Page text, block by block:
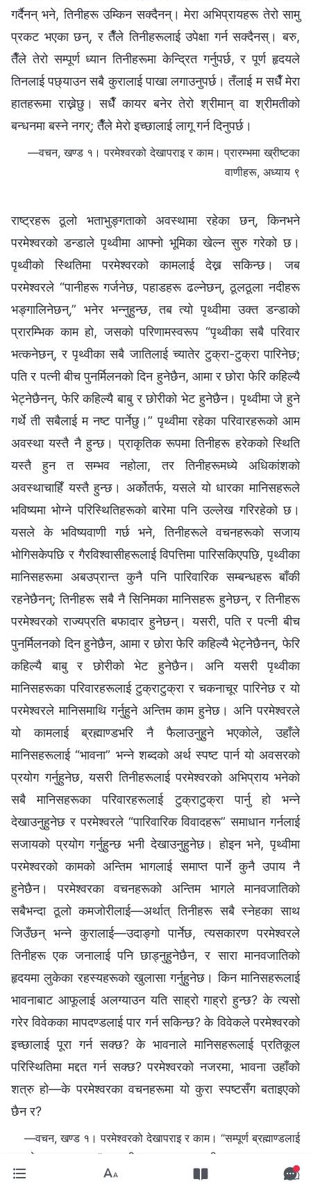
गर्दैनन् भने, तिनीहरू उम्किन सक्दैनन्। मेरा अभिप्रायहरू तेरो सामु
प्रकट भएका छन्, र तैँले तिनीहरूलाई उपेक्षा गर्न सक्दैनस्। बरु,
तैँले तेरो सम्पूर्ण ध्यान तिनीहरूमा केन्द्रित गर्नुपर्छ, र पूर्ण हृदयले
तिनलाई पछ्याउन सबै कुरालाई पाखा लगाउनुपर्छ। तँलाई म सधैँ मेरा
हातहरूमा राख्नेछु। सधैँ कायर बनेर तेरो श्रीमान् वा श्रीमतीको
बन्धनमा बस्‍ने नगर्; तैँले मेरो इच्छालाई लागू गर्न दिनुपर्छ।
—वचन, खण्ड १। परमेश्‍वरको देखापराइ र काम। प्रारम्‍भमा ख्रीष्‍टका
वाणीहरू, अध्याय ९
राष्ट्रहरू ठूलो भताभुङ्गताको अवस्थामा रहेका छन्, किनभने
परमेश्‍वरको डन्डाले पृथ्वीमा आफ्नो भूमिका खेल्न सुरु गरेको छ।
पृथ्वीको स्थितिमा परमेश्‍वरको कामलाई देख्न सकिन्छ। जब
परमेश्‍वरले “पानीहरू गर्जनेछ, पहाडहरू ढल्नेछन्, ठूलठूला नदीहरू
भङ्गालिनेछन्,” भनेर भन्नुहुन्छ, तब त्यो पृथ्वीमा उक्त डन्डाको
प्रारम्भिक काम हो, जसको परिणामस्वरूप “पृथ्वीका सबै परिवार
भत्कनेछन्, र पृथ्वीका सबै जातिलाई च्यातेर टुक्रा-टुक्रा पारिनेछ;
पति र पत्नी बीच पुनर्मिलनको दिन हुनेछैन, आमा र छोरा फेरि कहिल्यै
भेट्नेछैनन्, फेरि कहिल्यै बाबु र छोरीको भेट हुनेछैन। पृथ्वीमा जे हुने
गर्थे ती सबैलाई म नष्ट पार्नेछु।” पृथ्वीमा रहेका परिवारहरूको आम
अवस्था यस्तै नै हुन्छ। प्राकृतिक रूपमा तिनीहरू हरेकको स्थिति
यस्तै हुन त सम्भव नहोला, तर तिनीहरूमध्ये अधिकांशको
अवस्थाचाहिँ यस्तै हुन्छ। अर्कोतर्फ, यसले यो धारका मानिसहरूले
भविष्यमा भोग्ने परिस्थितिहरूको बारेमा पनि उल्लेख गरिरहेको छ।
यसले के भविष्यवाणी गर्छ भने, तिनीहरूले वचनहरूको सजाय
भोगिसकेपछि र गैरविश्‍वासीहरूलाई विपत्तिमा पारिसकिएपछि, पृथ्वीका
मानिसहरूमा अबउप्रान्त कुनै पनि पारिवारिक सम्बन्धहरू बाँकी
रहनेछैनन्; तिनीहरू सबै नै सिनिमका मानिसहरू हुनेछन्, र तिनीहरू
परमेश्‍वरको राज्यप्रति बफादार हुनेछन्। यसरी, पति र पत्नी बीच
पुनर्मिलनको दिन हुनेछैन, आमा र छोरा फेरि कहिल्यै भेट्नेछैनन्, फेरि
कहिल्यै बाबु र छोरीको भेट हुनेछैन। अनि यसरी पृथ्वीका
मानिसहरूका परिवारहरूलाई टुक्राटुक्रा र चकनाचूर पारिनेछ र यो
परमेश्‍वरले मानिसमाथि गर्नुहुने अन्तिम काम हुनेछ। अनि परमेश्‍वरले
यो कामलाई ब्रह्माण्डभरि नै फैलाउनुहुने भएकोले, उहाँले
मानिसहरूलाई “भावना” भन्‍ने शब्दको अर्थ स्पष्ट पार्न यो अवसरको
प्रयोग गर्नुहुनेछ, यसरी तिनीहरूलाई परमेश्‍वरको अभिप्राय भनेको
सबै मानिसहरूका परिवारहरूलाई टुक्राटुक्रा पार्नु हो भन्‍ने
देखाउनुहुनेछ र परमेश्‍वरले “पारिवारिक विवादहरू” समाधान गर्नलाई
सजायको प्रयोग गर्नुहुन्छ भनी देखाउनुहुनेछ। होइन भने, पृथ्वीमा
परमेश्‍वरको कामको अन्तिम भागलाई समाप्त पार्ने कुनै उपाय नै
हुनेछैन। परमेश्‍वरका वचनहरूको अन्तिम भागले मानवजातिको
सबैभन्दा ठूलो कमजोरीलाई—अर्थात् तिनीहरू सबै स्‍नेहका साथ
जिउँछन् भन्‍ने कुरालाई—उदाङ्गो पार्नेछ, त्यसकारण परमेश्‍वरले
तिनीहरू एक जनालाई पनि छाड्नुहुनेछैन, र सारा मानवजातिको
हृदयमा लुकेका रहस्यहरूको खुलासा गर्नुहुनेछ। किन मानिसहरूलाई
भावनाबाट आफूलाई अलग्याउन यति साह्रो गाह्रो हुन्छ? के त्यसो
गरेर विवेकका मापदण्डलाई पार गर्न सकिन्छ? के विवेकले परमेश्‍वरको
इच्छालाई पूरा गर्न सक्छ? के भावनाले मानिसहरूलाई प्रतिकूल
परिस्थितिमा मद्दत गर्न सक्छ? परमेश्‍वरको नजरमा, भावना उहाँको
शत्रु हो—के परमेश्‍वरका वचनहरूमा यो कुरा स्पष्टसँग बताइएको
छैन र?
—वचन, खण्ड १। परमेश्‍वरको देखापराइ र काम। “सम्पूर्ण ब्रह्माण्डलाई
परमेश्‍वरका वचनहरू” सम्बन्धी रहस्यहरूका प्रकटीकरणहरू, अध्याय २८